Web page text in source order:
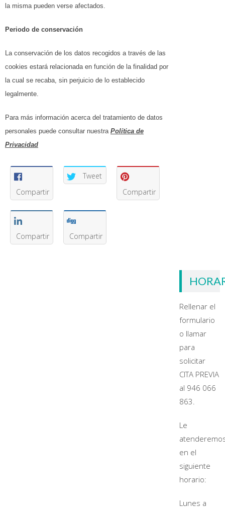
la misma pueden verse afectados.
Periodo de conservación
La conservación de los datos recogidos a través de las
cookies estará relacionada en función de la finalidad por
la cual se recaba, sin perjuicio de lo establecido
legalmente.
Para más información acerca del tratamiento de datos
personales puede consultar nuestra Política de
Privacidad
Compartir
Tweet
Compartir
Compartir Compartir
Rellenar el
formulario
o llamar
para
solicitar
CITA PREVIA
al 946 066
863.
Le
en el
siguiente
horario:
Lunes a